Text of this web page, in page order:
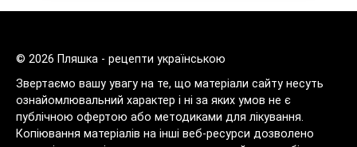
© 2026 Пляшка - рецепти українською
Звертаємо вашу увагу на те, що матеріали сайту несуть
ознайомлювальний характер і ні за яких умов не є
публічною офертою або методиками для лікування.
Копіювання матеріалів на інші веб-ресурси дозволено